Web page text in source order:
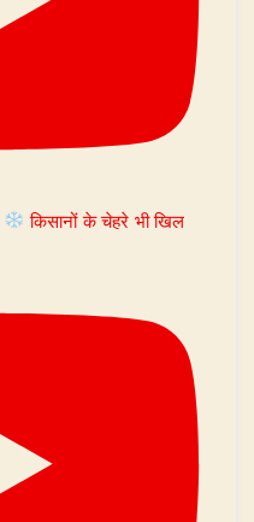
किसानों के चेहरे भी खिल